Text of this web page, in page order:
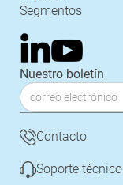
Segmentos
Nuestro boletín
Contacto
Soporte técnico